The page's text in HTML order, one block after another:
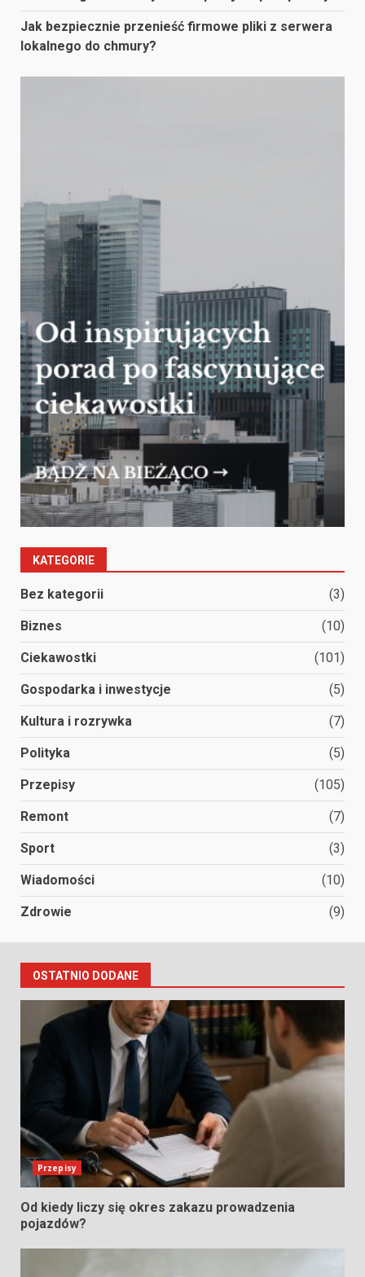
Jak bezpiecznie przenieść firmowe pliki z serwera
lokalnego do chmury?
KATEGORIE
Bez kategorii (3)
Biznes (10)
Ciekawostki (101)
Gospodarka i inwestycje (5)
Kultura i rozrywka (7)
Polityka (5)
Przepisy (105)
Remont (7)
Sport (3)
Wiadomości (10)
Zdrowie (9)
OSTATNIO DODANE
Przepisy
Od kiedy liczy się okres zakazu prowadzenia
pojazdów?